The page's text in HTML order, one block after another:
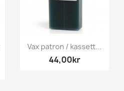
Vax patron / kassett...
44,00kr